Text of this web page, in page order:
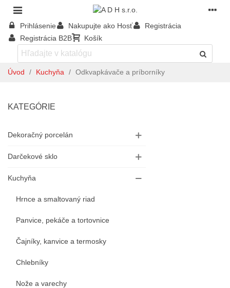
Prihlásenie Nakupujte ako Hosť
Registrácia
Registrácia B2B
Košík
Úvod / Kuchyňa / Odkvapkávače a príborníky
KATEGÓRIE
Dekoračný porcelán
Darčekové sklo
Kuchyňa
Hrnce a smaltovaný riad
Panvice, pekáče a tortovnice
Čajníky, kanvice a termosky
Chlebníky
Nože a varechy